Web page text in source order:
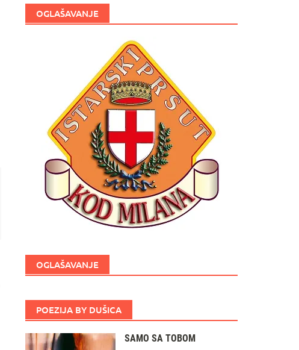
OGLAŠAVANJE
OGLAŠAVANJE
POEZIJA BY DUŠICA
SAMO SA TOBOM